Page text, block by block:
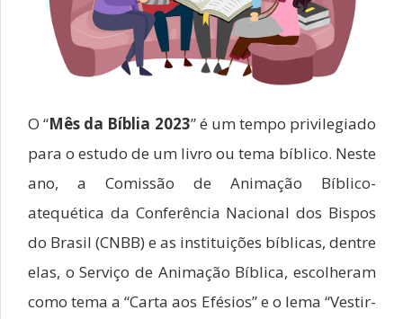
O “Mês da Bíblia 2023” é um tempo privilegiado
para o estudo de um livro ou tema bíblico. Neste
ano, a Comissão de Animação Bíblico-
atequética da Conferência Nacional dos Bispos
do Brasil (CNBB) e as instituições bíblicas, dentre
elas, o Serviço de Animação Bíblica, escolheram
como tema a “Carta aos Efésios” e o lema “Vestir-